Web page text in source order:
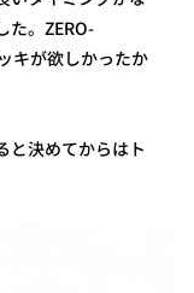
た。ZERO-
キが欲しかったか
と決めてからはト